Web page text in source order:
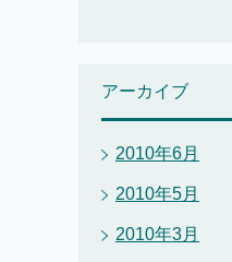
アーカイブ
2010年6月
2010年5月
2010年3月